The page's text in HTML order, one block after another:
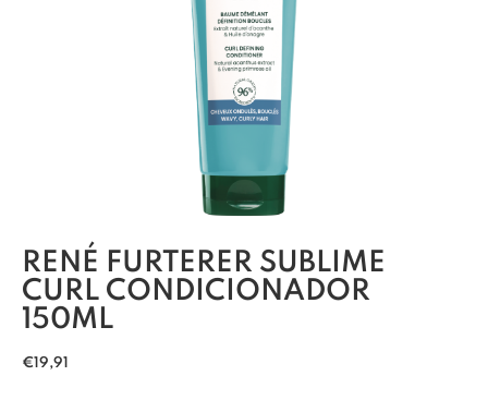
RENÉ FURTERER SUBLIME
CURL CONDICIONADOR
150ML
€19,91